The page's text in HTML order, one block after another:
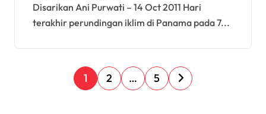
Disarikan Ani Purwati – 14 Oct 2011 Hari
terakhir perundingan iklim di Panama pada 7...
P1 2 … 5